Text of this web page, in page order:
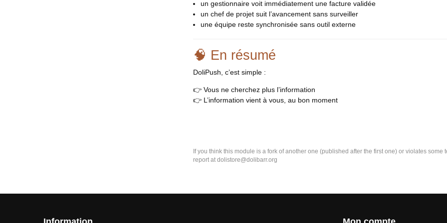
un gestionnaire voit immédiatement une facture validée
un chef de projet suit l’avancement sans surveiller
une équipe reste synchronisée sans outil externe
🧠 En résumé
DoliPush, c’est simple :
👉 Vous ne cherchez plus l’information
👉 L’information vient à vous, au bon moment
If you think this module is a fork of another one (published after the first one) or violates
report at dolistore@dolibarr.org